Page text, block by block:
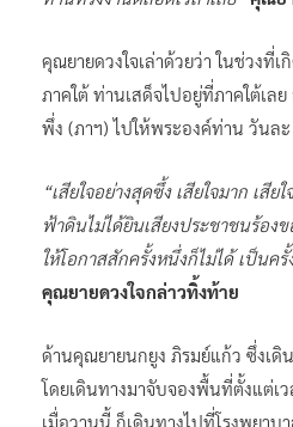
คุณยายดวงใจเล่าด้วยว่า ในช่วงที่
ภาคใต้ ท่านเสด็จไปอยู่ที่ภาคใต้เล
พึ่ง (ภาฯ) ไปให้พระองค์ท่าน วันล
“เสียใจอย่างสุดซึ้ง เสียใจมาก เสีย
ฟ้าดินไม่ได้ยินเสียงประชาชนร้องข
ให้โอกาสสักครั้งหนึ่งก็ไม่ได้ เป็นครั้
คุณยายดวงใจกล่าวทิ้งท้าย
ด้านคุณยายนกยูง ภิรมย์แก้ว ซึ่งเดิ
โดยเดินทางมาจับจองพื้นที่ตั้งแต่เ
เมื่อวานนี้ ก็เดินทางไปที่โรงพยา